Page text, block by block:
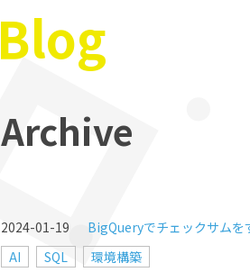
Blog
Archive
2024-01-19
BigQueryでチェックサムを
AI
SQL 環境構築